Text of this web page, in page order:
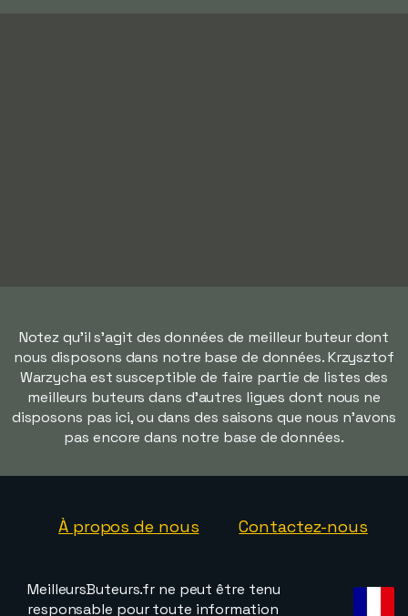
Notez qu'il s'agit des données de meilleur buteur dont
nous disposons dans notre base de données. Krzysztof
Warzycha est susceptible de faire partie de listes des
meilleurs buteurs dans d'autres ligues dont nous ne
disposons pas ici, ou dans des saisons que nous n'avons
pas encore dans notre base de données.
À propos de nous Contactez-nous
MeilleursButeurs.fr ne peut être tenu
responsable pour toute information